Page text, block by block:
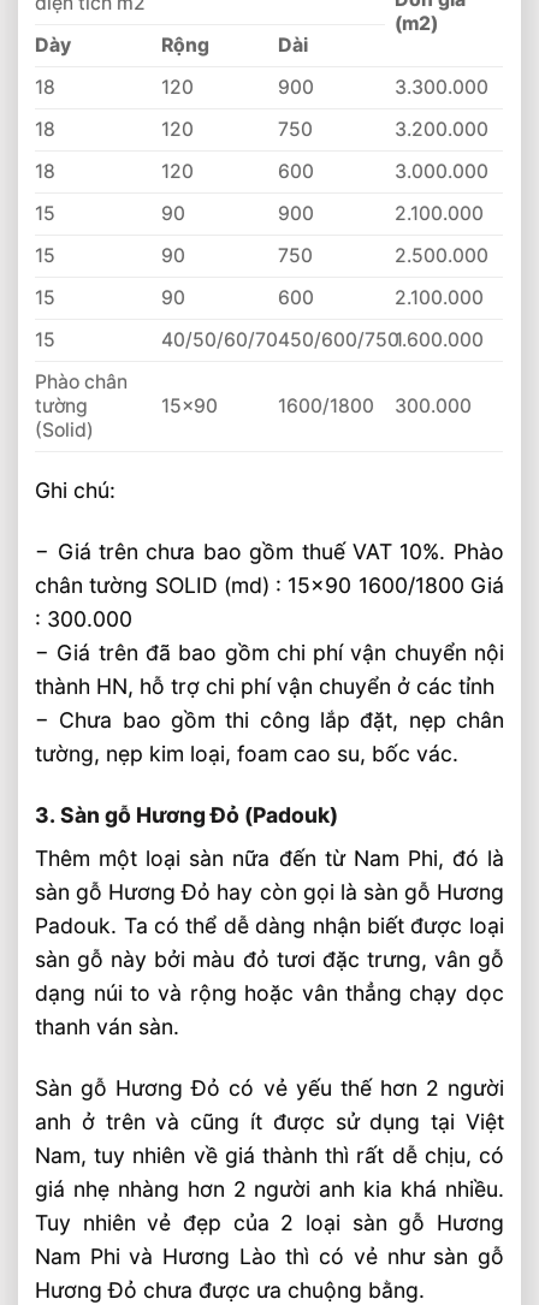
(m2)
Dày
Rộng
Dài
18
120 900
3.300.000
18
120 750
3.200.000
18
120 600
3.000.000
15
90 900
2.100.000
15
90 750
2.500.000
15
90 600
2.100.000
15
40/50/60/70450/600/7501.600.000
Phào chân
tường
(Solid)
15×90 1600/1800 300.000
Ghi chú:
− Giá trên chưa bao gồm thuế VAT 10%. Phào
chân tường SOLID (md) : 15×90 1600/1800 Giá
: 300.000
− Giá trên đã bao gồm chi phí vận chuyển nội
thành HN, hỗ trợ chi phí vận chuyển ở các tỉnh
− Chưa bao gồm thi công lắp đặt, nẹp chân
tường, nẹp kim loại, foam cao su, bốc vác.
3. Sàn gỗ Hương Đỏ (Padouk)
Thêm một loại sàn nữa đến từ Nam Phi, đó là
sàn gỗ Hương Đỏ hay còn gọi là sàn gỗ Hương
Padouk. Ta có thể dễ dàng nhận biết được loại
sàn gỗ này bởi màu đỏ tươi đặc trưng, vân gỗ
dạng núi to và rộng hoặc vân thẳng chạy dọc
thanh ván sàn.
Sàn gỗ Hương Đỏ có vẻ yếu thế hơn 2 người
anh ở trên và cũng ít được sử dụng tại Việt
Nam, tuy nhiên về giá thành thì rất dễ chịu, có
giá nhẹ nhàng hơn 2 người anh kia khá nhiều.
Tuy nhiên vẻ đẹp của 2 loại sàn gỗ Hương
Nam Phi và Hương Lào thì có vẻ như sàn gỗ
Hương Đỏ chưa được ưa chuộng bằng.